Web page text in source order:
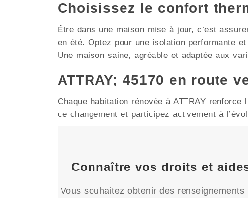
Choisissez le confort
Être dans une maison mise à jour, c’est
en été. Optez pour une isolation performante
Une maison saine, agréable et adaptée aux
ATTRAY; 45170 en route
Chaque habitation rénovée à ATTRAY
ce changement et participez activement à
Connaître vos droits et
Vous souhaitez obtenir des